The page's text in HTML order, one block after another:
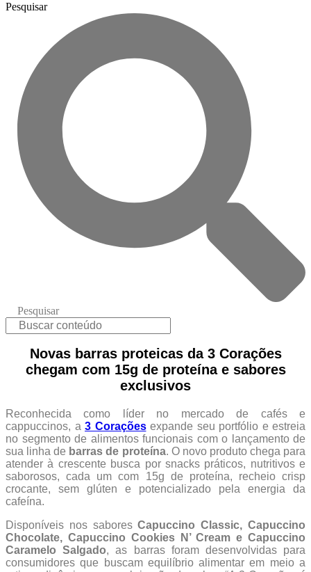
Pesquisar
Pesquisar
Novas barras proteicas da 3 Corações
chegam com 15g de proteína e sabores
exclusivos
Reconhecida como líder no mercado de cafés e
cappuccinos, a 3 Coraçõesexpande seu portfólio e estreia
no segmento de alimentos funcionais com o lançamento de
sua linha de barras de proteína. O novo produto chega para
atender à crescente busca por snacks práticos, nutritivos e
saborosos, cada um com 15g de proteína, recheio crisp
crocante, sem glúten e potencializado pela energia da
cafeína.
Disponíveis nos saboresCapuccino Classic, Capuccino
Chocolate, Capuccino Cookies N’ Cream e Capuccino
Caramelo Salgado, as barras foram desenvolvidas para
consumidores que buscam equilíbrio alimentar em meio a